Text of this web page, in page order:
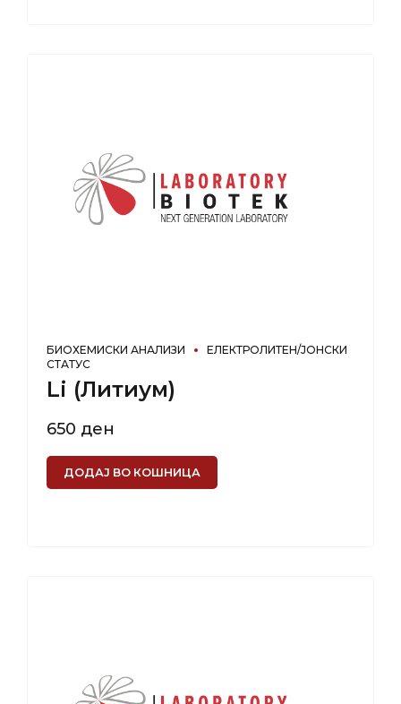
БИОХЕМИСКИ АНАЛИЗИ
ЕЛЕКТРОЛИТЕН/ЈОНСКИ
СТАТУС
Li (Литиум)
650 ден
ДОДАЈ ВО КОШНИЦА